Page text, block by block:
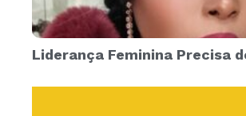
Liderança Feminina Precisa